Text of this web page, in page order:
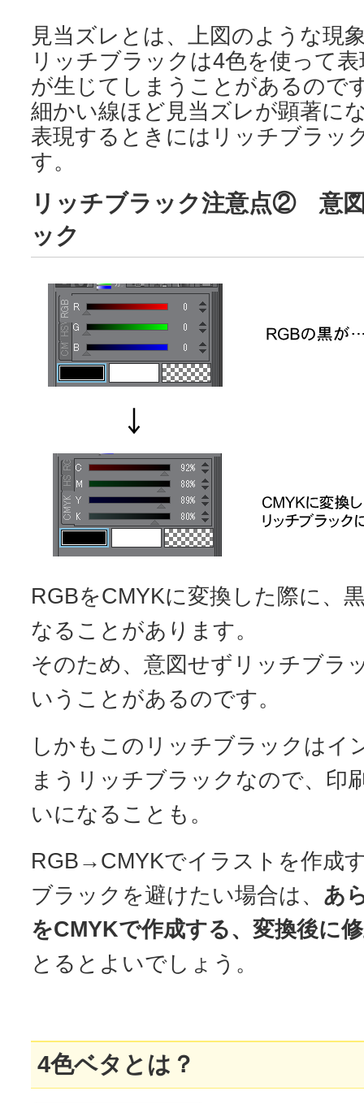
見当ズレとは、上図のような現
リッチブラックは4色を使って
が生じてしまうことがあるので
細かい線ほど見当ズレが顕著に
表現するときにはリッチブラッ
す。
リッチブラック注意点② 意
ック
RGBをCMYKに変換した際に、
なることがあります。
そのため、意図せずリッチブラ
いうことがあるのです。
しかもこのリッチブラックはイ
まうリッチブラックなので、印
いになることも。
RGB→CMYKでイラストを作成
ブラックを避けたい場合は、 あ
をCMYKで作成する、変換後に
とるとよいでしょう。
4色ベタとは？